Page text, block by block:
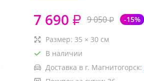
7 690 ₽ 9 050₽ -15%
Размер: 35 × 30 см
В наличии
Доставка в г. Магнитогорск: